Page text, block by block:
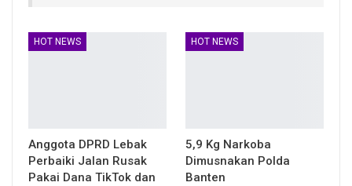
HOT NEWS
Anggota DPRD Lebak
Perbaiki Jalan Rusak
Pakai Dana TikTok dan
HOT NEWS
5,9 Kg Narkoba
Dimusnakan Polda
Banten